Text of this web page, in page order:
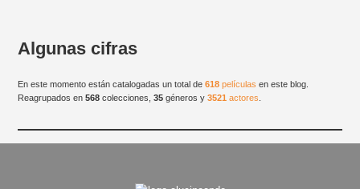
Algunas cifras
En este momento están catalogadas un total de618 películas en este blog.
Reagrupados en568 colecciones,35 géneros y3521 actores